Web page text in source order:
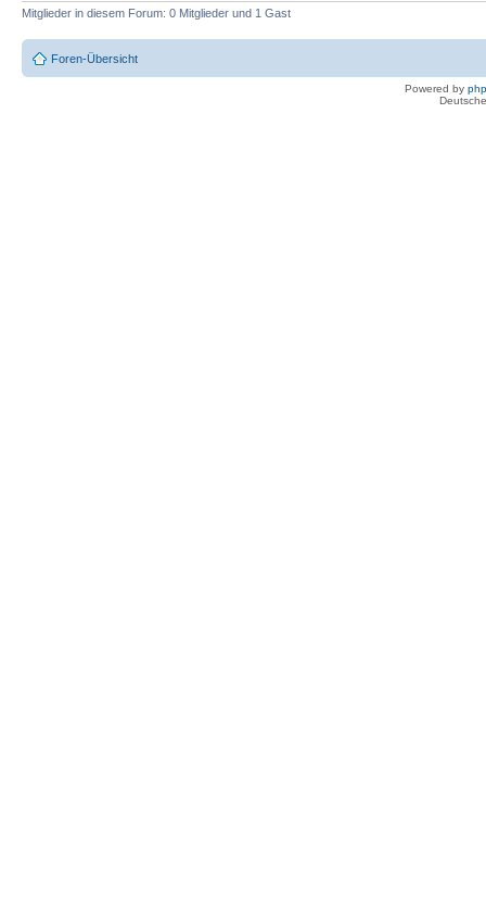
Mitglieder in diesem Forum: 0 Mitglieder und 1 Gast
Foren-Übersicht
Powered by